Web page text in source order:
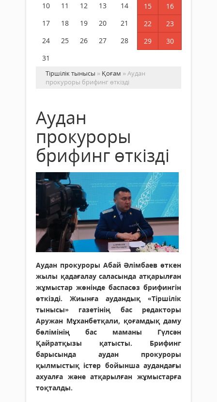
10
11 12 13 14 15
16
17
18 19 20 21 22
23
24
25 26 27 28 29
30
31
Тіршілік тынысы » Қоғам » Аудан
прокуроры брифинг өткізді
Аудан
прокуроры
брифинг өткізді
Аудан прокуроры Абай Әлімбаев өткен
жылы қадағалау саласында атқарылған
жұмыстар жөнінде баспасөз брифингін
өткізді. Жиынға аудандық «Тіршілік
тынысы» газетінің бас редакторы
Аружан Мұханбетқали, қоғамдық даму
бөлімінің бас маманы Гүлсән
Қайратқызы қатысты. Брифинг
барысында аудан прокуроры
қылмыстық істер бойынша аудандағы
ахуалға және атқарылған жұмыстарға
тоқталды.